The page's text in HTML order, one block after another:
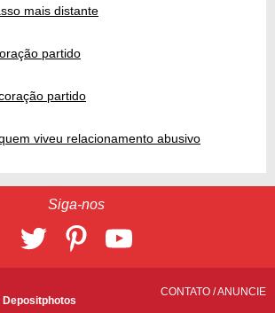
mais distante
partido
partido
viveu relacionamento abusivo
Siga-nos
Depositphotos
CONTATO /ANUNCIE